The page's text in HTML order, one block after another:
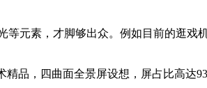
素，才脚够出众。例如目前的逛戏
，四曲面全景屏设想，屏占比高达